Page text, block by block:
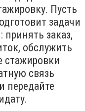
Пусть
задачи
заказ,
обслужить
стажировки
связь
передайте